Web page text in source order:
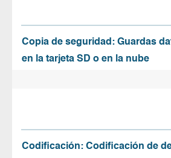
Copia de seguridad: Guardas
en la tarjeta SD o en la nube
Codificación: Codificación de